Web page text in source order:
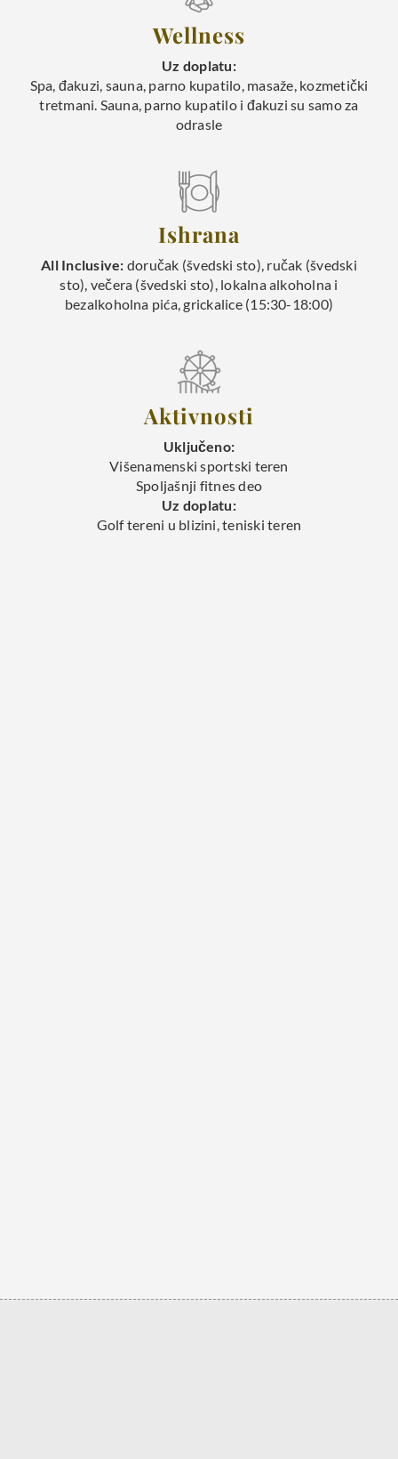
Wellness
Uz doplatu:
Spa, đakuzi, sauna, parno kupatilo, masaže, kozmetički
tretmani. Sauna, parno kupatilo i đakuzi su samo za
odrasle
Ishrana
All Inclusive: doručak (švedski sto), ručak (švedski
sto), večera (švedski sto), lokalna alkoholna i
bezalkoholna pića, grickalice (15:30-18:00)
Aktivnosti
Uključeno:
Višenamenski sportski teren
Spoljašnji fitnes deo
Uz doplatu:
Golf tereni u blizini, teniski teren